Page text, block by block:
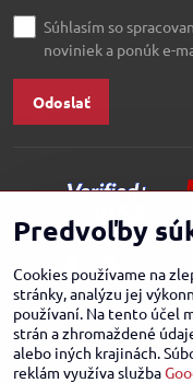
Súhlasím so
noviniek a ponúk e-
Odoslať
Predvoľby
Cookies používame na
stránky, analýzu jej
používaní. Na tento účel
strán a zhromaždené
alebo iných krajinách.
reklám využíva služba